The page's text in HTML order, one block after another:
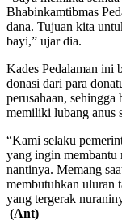
Bhabinkamtibmas
dana. Tujuan kita
bayi,” ujar dia.
Kades Pedalaman ini
donasi dari para
perusahaan,
memiliki lubang anus
“Kami selaku
yang ingin membantu
nantinya. Memang
membutuhkan uluran
yang tergerak
(Ant)